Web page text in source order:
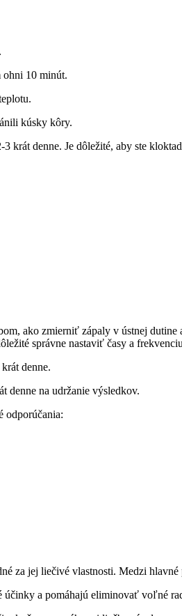
ohni 10 minút.
kúsky kôry.
krát denne. Je dôležité, aby ste
ako zmierniť zápaly v ústnej
správne nastaviť časy a
denne.
na udržanie výsledkov.
odporúčania:
za jej liečivé vlastnosti. Medzi hlavné
účinky a pomáhajú eliminovať voľné